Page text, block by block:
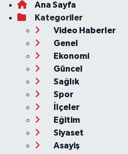
Ana Sayfa
Kategoriler
Video Haberler
Genel
Ekonomi
Güncel
Sağlık
Spor
İlçeler
Eğitim
Siyaset
Asayiş